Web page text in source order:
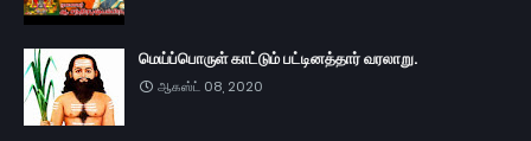
மெய்ப்பொருள் காட்டும் பட்டினத்தார் வரலாறு.
ஆகஸ்ட் 08, 2020